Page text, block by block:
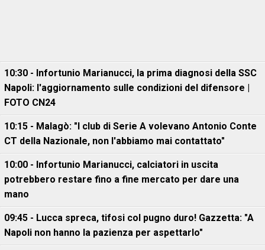
10:30 - Infortunio Marianucci, la prima diagnosi della SSC
Napoli: l'aggiornamento sulle condizioni del difensore |
FOTO CN24
10:15 - Malagò: "I club di Serie A volevano Antonio Conte
CT della Nazionale, non l'abbiamo mai contattato"
10:00 - Infortunio Marianucci, calciatori in uscita
potrebbero restare fino a fine mercato per dare una
mano
09:45 - Lucca spreca, tifosi col pugno duro! Gazzetta: "A
Napoli non hanno la pazienza per aspettarlo"